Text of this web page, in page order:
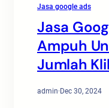
Jasa google ads
Jasa
Ampuh
Jumlah
admin·Dec 30, 2024